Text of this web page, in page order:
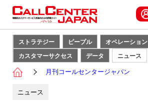
ストラテジー ピープル オペレーション
カスタマーサクセス
データ ニュース
月刊コールセンタージャパン
ニュース